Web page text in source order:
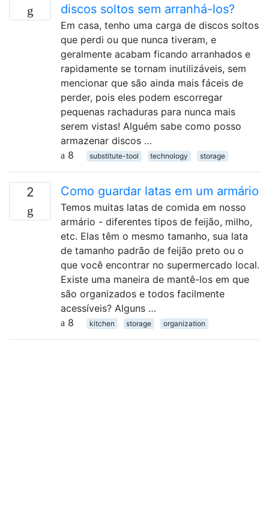
discos soltos sem arranhá-los?
Em casa, tenho uma carga de discos soltos
que perdi ou que nunca tiveram, e
geralmente acabam ficando arranhados e
rapidamente se tornam inutilizáveis, sem
mencionar que são ainda mais fáceis de
perder, pois eles podem escorregar
pequenas rachaduras para nunca mais
serem vistas! Alguém sabe como posso
armazenar discos …
8
substitute-tool technology storage
2 Como guardar latas em um armário
Temos muitas latas de comida em nosso
armário - diferentes tipos de feijão, milho,
etc. Elas têm o mesmo tamanho, sua lata
de tamanho padrão de feijão preto ou o
que você encontrar no supermercado local.
Existe uma maneira de mantê-los em que
são organizados e todos facilmente
acessíveis? Alguns …
8
kitchen storage organization